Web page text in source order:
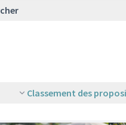
Classement des